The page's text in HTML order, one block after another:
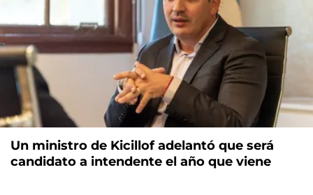
Un ministro de Kicillof adelantó que será
candidato a intendente el año que viene